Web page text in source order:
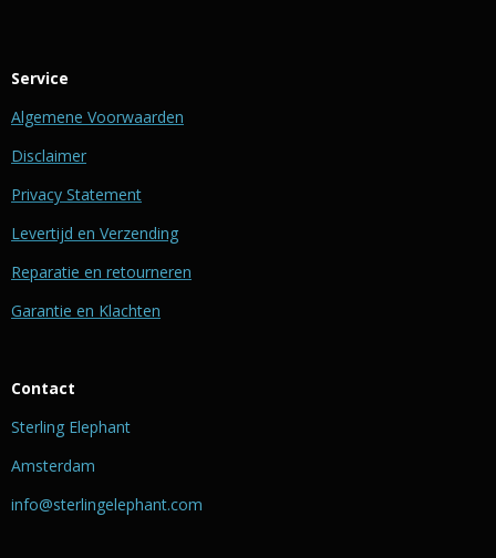
Service
Algemene Voorwaarden
Disclaimer
Privacy Statement
Levertijd en Verzending
Reparatie en retourneren
Garantie en Klachten
Contact
Sterling Elephant
Amsterdam
info@sterlingelephant.com